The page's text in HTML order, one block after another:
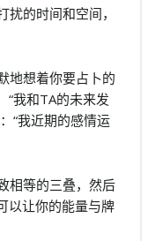
扰的时间和空间，
地想着你要占卜的
“我和TA的未来发
“我近期的感情运
相等的三叠，然后
以让你的能量与牌